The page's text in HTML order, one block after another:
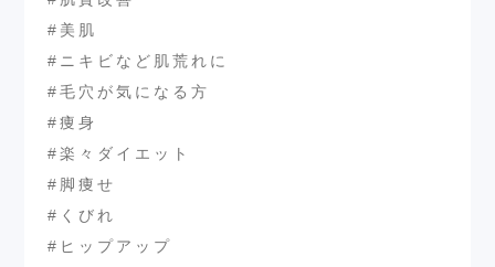
#美肌
#ニキビなど肌荒れに
#毛穴が気になる方
#痩身
#楽々ダイエット
#脚痩せ
#くびれ
#ヒップアップ